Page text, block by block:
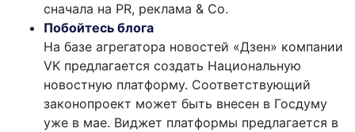
сначала на PR, реклама & Co.
Побойтесь блога
На базе агрегатора новостей «Дзен» компании
VK предлагается создать Национальную
новостную платформу. Соответствующий
законопроект может быть внесен в Госдуму
уже в мае. Виджет платформы предлагается в